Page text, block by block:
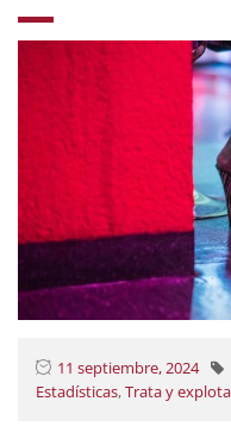
11 septiembre, 2024
Estadísticas,Trata y